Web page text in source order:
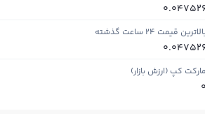
قیمت ۲۴ ساعت گذشته
مارکت کپ (ارزش بازار)
0